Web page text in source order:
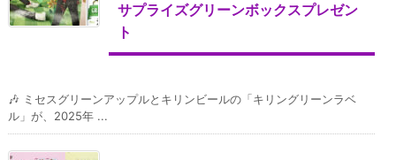
サプライズグリーンボックスプレゼン
ト
🎶 ミセスグリーンアップルとキリンビールの「キリングリーンラベ
ル」が、2025年 ...